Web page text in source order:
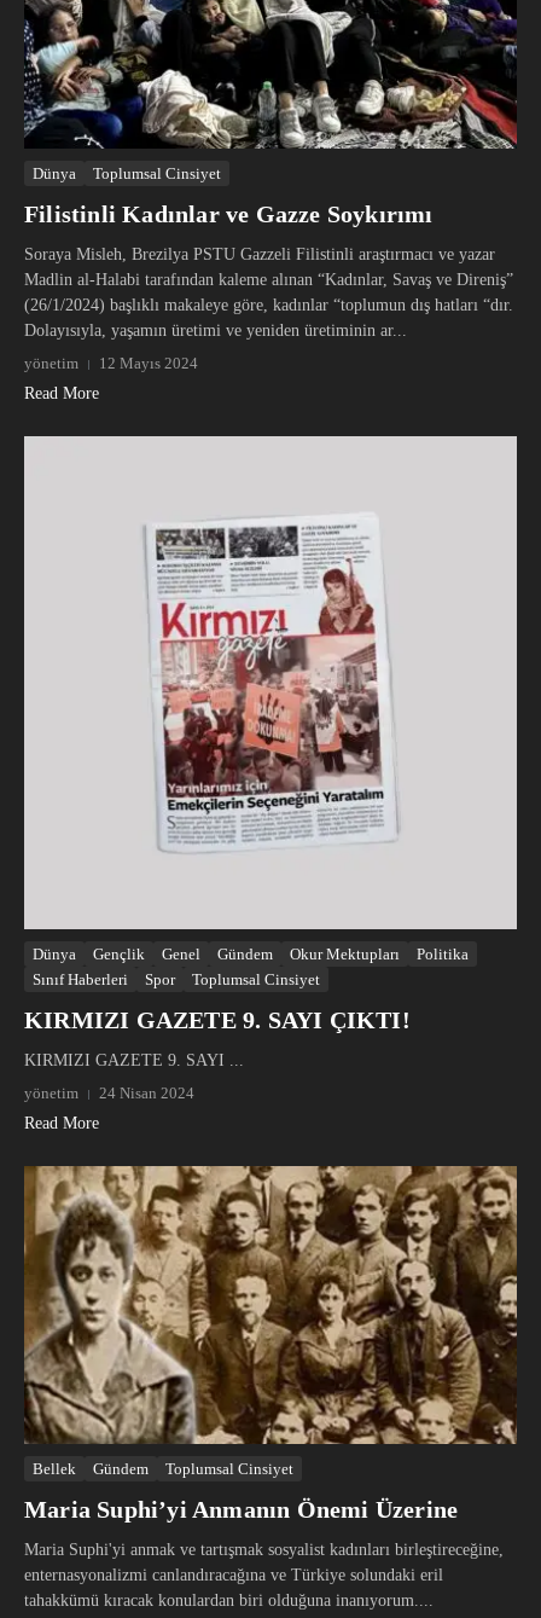
Dünya Toplumsal Cinsiyet
Filistinli Kadınlar ve Gazze Soykırımı
Soraya Misleh, Brezilya PSTU Gazzeli Filistinli araştırmacı ve yazar
Madlin al-Halabi tarafından kaleme alınan “Kadınlar, Savaş ve Direniş”
(26/1/2024) başlıklı makaleye göre, kadınlar “toplumun dış hatları “dır.
Dolayısıyla, yaşamın üretimi ve yeniden üretiminin ar...
yönetim
12 Mayıs 2024
Read More
Dünya Gençlik Genel Gündem Okur Mektupları
Politika
Sınıf Haberleri
Spor Toplumsal Cinsiyet
KIRMIZI GAZETE 9. SAYI ÇIKTI!
KIRMIZI GAZETE 9. SAYI ...
yönetim
24 Nisan 2024
Read More
Bellek Gündem Toplumsal Cinsiyet
Maria Suphi’yi Anmanın Önemi Üzerine
Maria Suphi'yi anmak ve tartışmak sosyalist kadınları birleştireceğine,
enternasyonalizmi canlandıracağına ve Türkiye solundaki eril
tahakkümü kıracak konulardan biri olduğuna inanıyorum....